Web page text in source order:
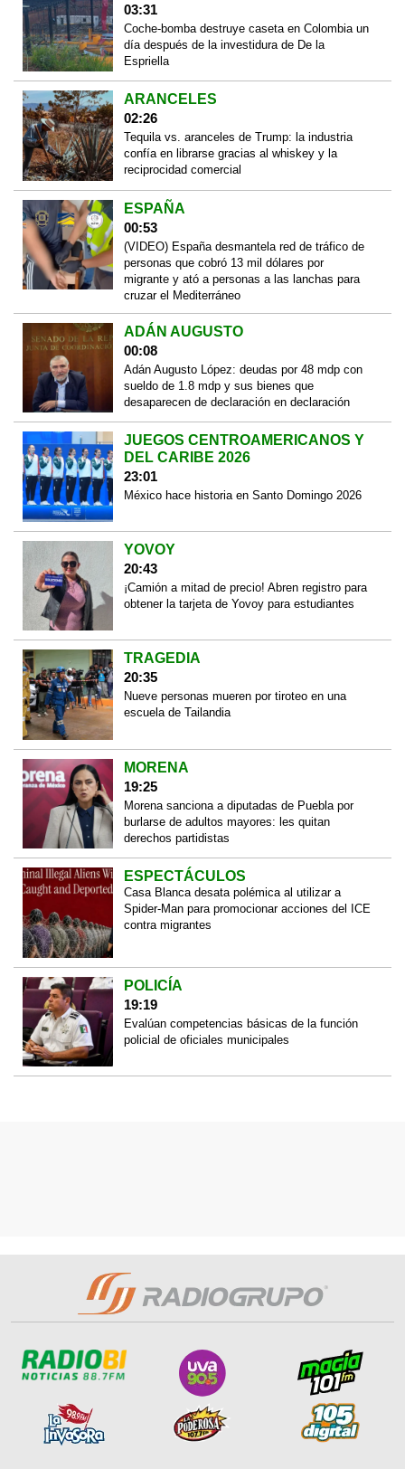
03:31
Coche-bomba destruye caseta en Colombia un
día después de la investidura de De la
Espriella
ARANCELES
02:26
Tequila vs. aranceles de Trump: la industria
confía en librarse gracias al whiskey y la
reciprocidad comercial
ESPAÑA
00:53
(VIDEO) España desmantela red de tráfico de
personas que cobró 13 mil dólares por
migrante y ató a personas a las lanchas para
cruzar el Mediterráneo
ADÁN AUGUSTO
00:08
Adán Augusto López: deudas por 48 mdp con
sueldo de 1.8 mdp y sus bienes que
desaparecen de declaración en declaración
JUEGOS CENTROAMERICANOS Y
DEL CARIBE 2026
23:01
México hace historia en Santo Domingo 2026
YOVOY
20:43
¡Camión a mitad de precio! Abren registro para
obtener la tarjeta de Yovoy para estudiantes
TRAGEDIA
20:35
Nueve personas mueren por tiroteo en una
escuela de Tailandia
MORENA
19:25
Morena sanciona a diputadas de Puebla por
burlarse de adultos mayores: les quitan
derechos partidistas
ESPECTÁCULOS
Casa Blanca desata polémica al utilizar a
Spider-Man para promocionar acciones del ICE
contra migrantes
POLICÍA
19:19
Evalúan competencias básicas de la función
policial de oficiales municipales